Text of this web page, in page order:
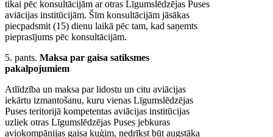
tikai pēc konsultācijām ar otras Līgumslēdzējas Puses
aviācijas institūcijām. Šīm konsultācijām jāsākas
piecpadsmit (15) dienu laikā pēc tam, kad saņemts
pieprasījums pēc konsultācijām.
5. pants. Maksa par gaisa satiksmes
pakalpojumiem
Atlīdzība un maksa par lidostu un citu aviācijas
iekārtu izmantošanu, kuru vienas Līgumslēdzējas
Puses teritorijā kompetentas aviācijas institūcijas
uzliek otras Līgumslēdzējas Puses jebkuras
aviokompānijas gaisa kuģim, nedrīkst būt augstāka